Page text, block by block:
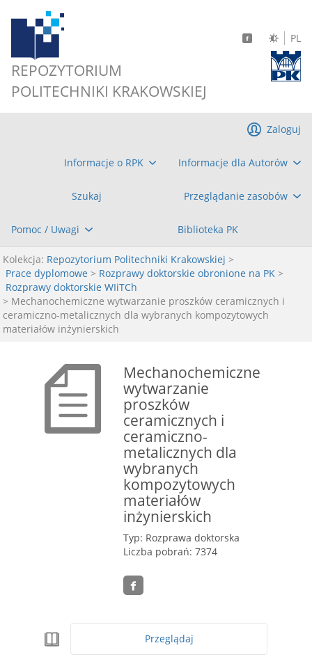
REPOZYTORIUM
POLITECHNIKI KRAKOWSKIEJ
PL
Informacje o RPK Informacje dla Autorów
Szukaj Przeglądanie zasobów
Pomoc / Uwagi Biblioteka PK
Zaloguj
Kolekcja: Repozytorium Politechniki Krakowskiej >
Prace dyplomowe > Rozprawy doktorskie obronione na PK >
Rozprawy doktorskie WIiTCh
> Mechanochemiczne wytwarzanie proszków ceramicznych i
ceramiczno-metalicznych dla wybranych kompozytowych
materiałów inżynierskich
Mechanochemiczne
wytwarzanie
proszków
ceramicznych i
ceramiczno-
metalicznych dla
wybranych
kompozytowych
materiałów
inżynierskich
Typ: Rozprawa doktorska
Liczba pobrań: 7374
Przeglądaj